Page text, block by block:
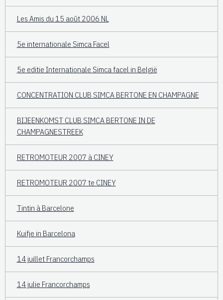
Les Amis du 15 août 2006 NL
5e internationale Simca Facel
5e editie Internationale Simca facel in België
CONCENTRATION CLUB SIMCA BERTONE EN CHAMPAGNE
BIJEENKOMST CLUB SIMCA BERTONE IN DE
CHAMPAGNESTREEK
RETROMOTEUR 2007 à CINEY
RETROMOTEUR 2007 te CINEY
Tintin à Barcelone
Kuifje in Barcelona
14 juillet Francorchamps
14 julie Francorchamps